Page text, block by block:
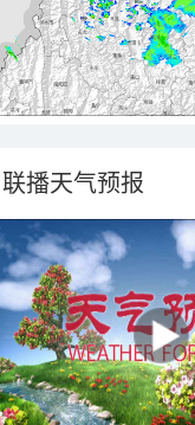
联播天气预报